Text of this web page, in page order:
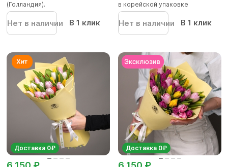
(Голландия).
Нет в наличии В 1 клик
в корейской упаковке
Нет в наличии В 1 клик
Доставка 0₽ Доставка 0₽